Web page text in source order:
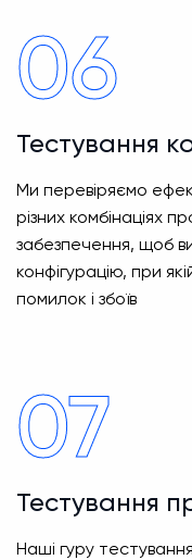
06
Тестування
Ми перевіряємо
різних комбінаціях
забезпечення, щоб
конфігурацію, при
помилок і збоїв
07
Тестування
Наші гуру